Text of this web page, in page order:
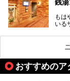
そこ
ュー
る全
銭
もは
いる
ペー
が
今
泉・
おすすめのア